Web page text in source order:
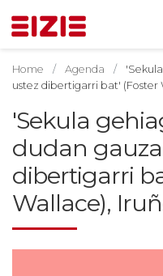
Home Agenda
ustez dibertigarri bat' (Foster
'Sekula
dudan
dibertigarri
Wallace),